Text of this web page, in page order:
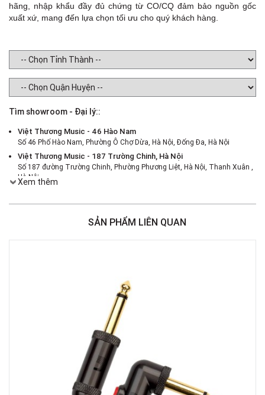
hãng, nhập khẩu đầy đủ chứng từ CO/CQ đảm bảo nguồn gốc
xuất xứ, mang đến lựa chọn tối ưu cho quý khách hàng.
Tìm showroom - Đại lý::
Việt Thương Music - 46 Hào Nam
Số 46 Phố Hào Nam, Phường Ô Chợ Dừa, Hà Nội, Đống Đa, Hà Nội
Việt Thương Music - 187 Trường Chinh, Hà Nội
Số 187 đường Trường Chinh, Phường Phương Liệt, Hà Nội, Thanh Xuân ,
Hà Nội
386 Cách Mạng Tháng Tám, Phường Nhiêu Lộc, TPHCM, Quận 3, Hồ Chí
Việt Thương Music - 369 Điện Biên Phủ
6F-01 Tầng 6 Trung Tâm Thương Mại Crescent Mall, 101 Tôn Dật Tiên,
Phường Tân Mỹ, TPHCM, Quận 7, Hồ Chí Minh
Việt Thương Music - 49E Phan Đăng Lưu
49E Phan Đăng Lưu, Phường Bình Thạnh, TPHCM, Quận Bình Thạnh, Hồ
Việt Thương Music - Phường Gò Vấp
11 Đường số 3, Khu dân cư Cityland Park Hill, Phường Gò Vấp, TPHCM,
Quận Gò Vấp, Hồ Chí Minh
Việt Thương Music - 442 Lũy Bán Bích
442 Lũy Bán Bích, Phường Tân Phú, TPHCM, Quận Tân Phú, Hồ Chí Minh
Xem thêm
SẢN PHẨM LIÊN QUAN